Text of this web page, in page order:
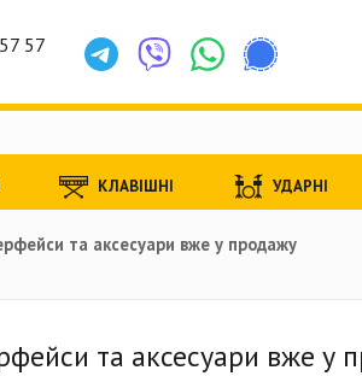
та аксесуари вже у продажу
та аксесуари вже у
57
КЛАВІШНІ УДАРНІ